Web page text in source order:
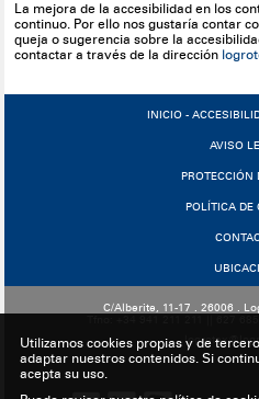
La mejora de la accesibilidad en los
continuo. Por ello nos gustaría contar
queja o sugerencia sobre la
contactar a través de la dirección
INICIO -
AVISO
PROTECCIÓN
POLÍTICA DE
C/Alberite, 11-17 . 26006 .
Utilizamos cookies propias y de
adaptar nuestros contenidos. Si
acepta su uso.